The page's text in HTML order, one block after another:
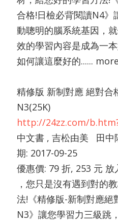
合格!日檢必背閱讀N4》
動聰明的腦系統基因，
效的學習內容是成為一
如何讓這麼好的...... more
精修版 新制對應 絕對合
N3(25K)
http://24zz.com/
中文書 , 吉松由美 田中
期: 2017-09-25
優惠價: 79 折, 253 元 放
，您只是沒有遇到對的
法!《精修版-新制對應絕
N3》讓您學習力三級跳